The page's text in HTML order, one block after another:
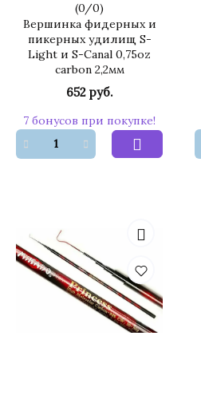
(0/0)
Вершинка фидерных и
пикерных удилищ S-
Light и S-Canal 0,75oz
carbon 2,2мм
652 руб.
7 бонусов при покупке!